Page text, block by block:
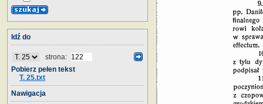
Idź do
strona:
Pobierz pełen tekst
T. 25.txt
Nawigacja